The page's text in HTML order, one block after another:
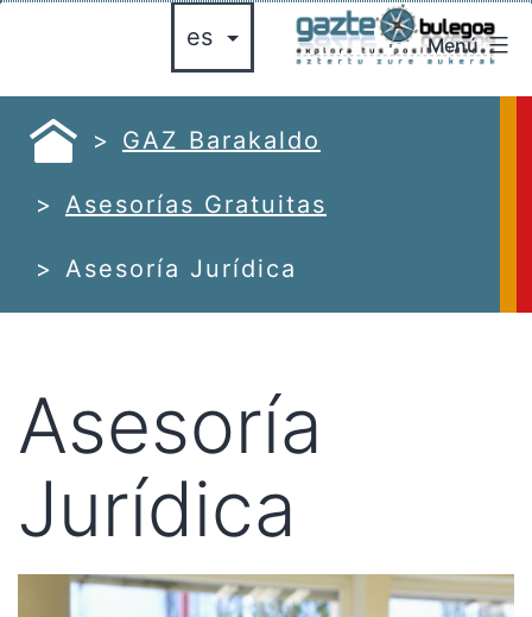
contenido
gazte
bulegoa
Menú
GAZ Barakaldo
Asesorías Gratuitas
Asesoría Jurídica
Asesoría
Jurídica